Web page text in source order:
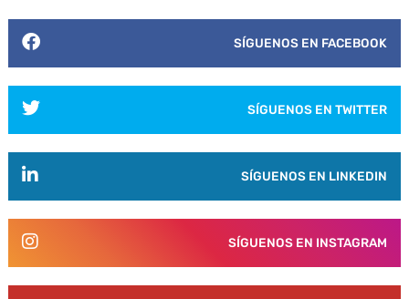
SÍGUENOS EN FACEBOOK
SÍGUENOS EN TWITTER
SÍGUENOS EN LINKEDIN
SÍGUENOS EN INSTAGRAM